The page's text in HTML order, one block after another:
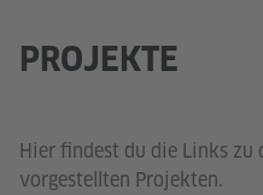
PROJEKTE
Hier findest du die Links zu
vorgestellten Projekten.